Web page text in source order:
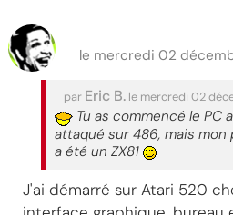
le mercredi 02
par Eric B. le mercredi 02
Tu as commencé le PC
attaqué sur 486, mais
a été un ZX81
J'ai démarré sur Atari 520